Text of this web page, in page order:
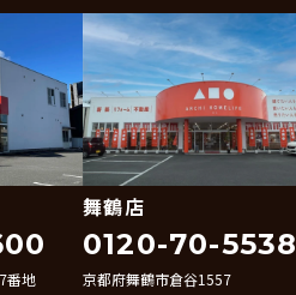
番地
舞鶴店
0120-70-5538
京都府舞鶴市倉谷1557